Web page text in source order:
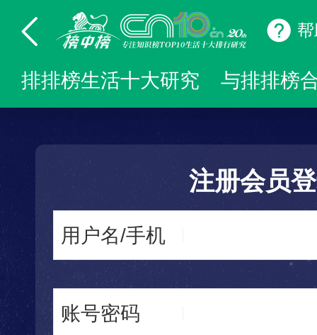
排排榜生活十大研究 与排排榜
注册会员
用户名/手机
账号密码